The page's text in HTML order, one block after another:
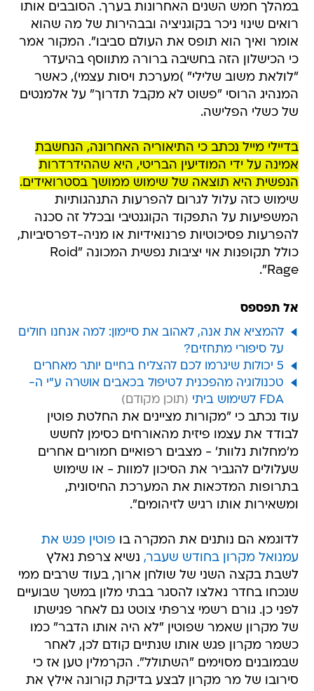
במהלך חמש השנים האחרונות בערך. הסובבים אותו
רואים שינוי ניכר בקוגניציה ובבהירות של מה שהוא
אומר ואיך הוא תופס את העולם סביבו". המקור אמר
כי הכישלון הזה בחשיבה ברורה מתווסף בהיעדר
"לולאת משוב שלילי" )מערכת ויסות עצמי), כאשר
המנהיג הרוסי "פשוט לא מקבל תדרוך" על אלמנטים
של כשלי הפלישה.
בדיילי מייל נכתב כי התיאוריה האחרונה, הנחשבת
אמינה על ידי המודיעין הבריטי, היא שההידרדרות
הנפשית היא תוצאה של שימוש ממושך בסטרואידים.
שימוש כזה עלול לגרום להפרעות התנהגותיות
המשפיעות על התפקוד הקוגנטיבי ובכלל זה סכנה
להפרעות פסיכוטיות פרנואידיות או מניה-דפרסיביות,
כולל תקופנות אוי יציבות נפשית המכונה "Roid
Rage".
אל תפספס
להמציא את אנה, לאהוב את סיימון: למה אנחנו חולים
על סיפורי מתחזים?
5 יכולות שיגרמו לכם להצליח בחיים יותר מאחרים
טכנולוגיה מהפכנית לטיפול בכאבים אושרה ע"י ה-
FDA לשימוש ביתי
עוד נכתב כי "מקורות מציינים את החלטת פוטין
לבודד את עצמו פיזית מהאורחים כסימן לחשש
מ'מחלות נלוות' - מצבים רפואיים חמורים אחרים
שעלולים להגביר את הסיכון למוות - או שימוש
בתרופות המדכאות את המערכת החיסונית,
ומשאירות אותו רגיש לזיהומים".
לדוגמא הם נותנים את המקרה בו פוטין פגש את
עמנואל מקרון בחודש שעבר, נשיא צרפת נאלץ
לשבת בקצה השני של שולחן ארוך, בעוד שרבים ממי
שנכחו בחדר נאלצו להסגר בבתי מלון במשך שבועיים
לפני כן. גורם רשמי צרפתי צוטט גם לאחר פגישתו
של מקרון שאמר שפוטין "לא היה אותו הדבר" כמו
כשמר מקרון פגש אותו שנתיים קודם לכן, לאחר
שבמובנים מסוימים "השתולל". הקרמלין טען אז כי
סירובו של מר מקרון לבצע בדיקת קורונה אילץ את